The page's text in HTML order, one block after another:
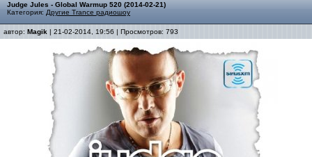
Judge Jules - Global Warmup 520 (2014-02-21)
Категория: Другие Trance радиошоу
автор: Magik | 21-02-2014, 19:56 | Просмотров: 793